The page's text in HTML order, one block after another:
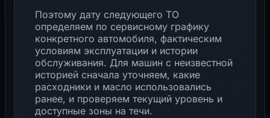
Поэтому дату следующего ТО
определяем по сервисному графику
конкретного автомобиля, фактическим
условиям эксплуатации и истории
обслуживания. Для машин с неизвестной
историей сначала уточняем, какие
расходники и масло использовались
ранее, и проверяем текущий уровень и
доступные зоны на течи.